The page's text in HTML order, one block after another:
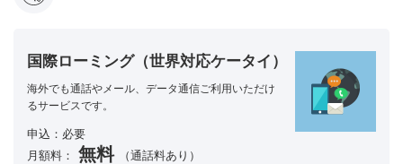
国際ローミング（世界対応ケータイ）
海外でも通話やメール、データ通信ご利用いただけ
るサービスです。
申込：必要
月額料： 無料 （通話料あり）